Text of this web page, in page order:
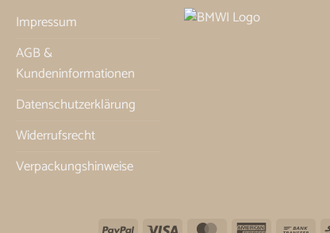
Impressum
AGB &
Kundeninformationen
Datenschutzerklärung
Widerrufsrecht
Verpackungshinweise